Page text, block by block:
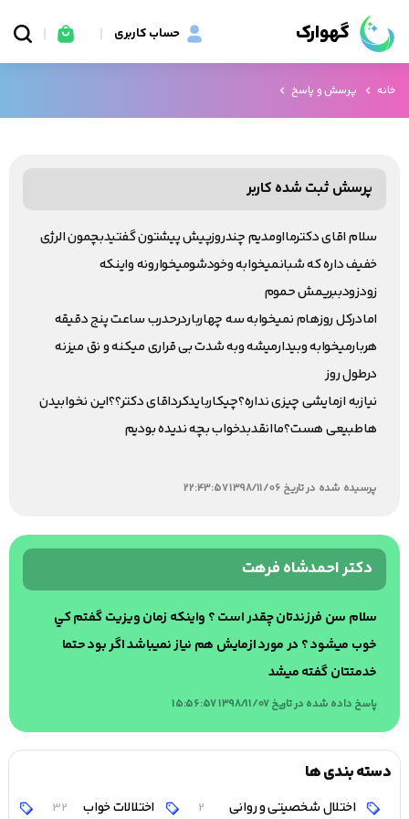
گهوارک حساب کاربری
خانه پرسش و پاسخ
پرسش ثبت شده کاربر
سلام اقای دکترمااومدیم چندروزپیش پیشتون گفتیدبچمون الرژی
خفیف داره که شبانمیخوابه وخودشومیخوارونه واینکه
زودزودببریمش حموم
امادرکل روزهام نمیخوابه سه چهارباردرحدرب ساعت پنج دقیقه
هربارمیخوابه وبیدارمیشه وبه شدت بی قراری میکنه و نق میزنه
درطول روز
نیازبه ازمایشی چیزی نداره؟چیکاربایدکرداقای دکتر؟؟این نخوابیدن
هاطبیعی هست؟ماانقدبدخواب بچه ندیده بودیم
پرسیده شده در تاریخ 1398/11/06 22:43:57
دکتر احمدشاه فرهت
سلام سن فرزندتان چقدر است ؟ واينكه زمان ويزيت گفتم كي
خوب ميشود ؟ در مورد ازمايش هم نياز نميباشد اگر بود حتما
خدمتتان گفته ميشد
پاسخ داده شده در تاریخ 1398/11/07 15:56:57
دسته بندی ها
اختلال شخصیتی و روانی 2 اختلالات خواب 32